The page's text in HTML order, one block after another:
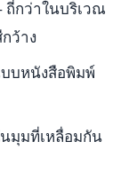
ถี่กว่าในบริเวณ
ว้าง
บหนังสือพิมพ์
มุมที่เหลื่อมกัน